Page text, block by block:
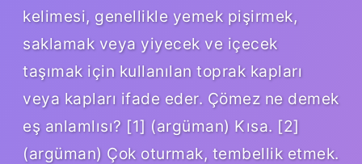
kelimesi, genellikle yemek pişirmek,
saklamak veya yiyecek ve içecek
taşımak için kullanılan toprak kapları
veya kapları ifade eder. Çömez ne demek
eş anlamlısı? [1] (argüman) Kısa. [2]
(argüman) Çok oturmak, tembellik etmek.